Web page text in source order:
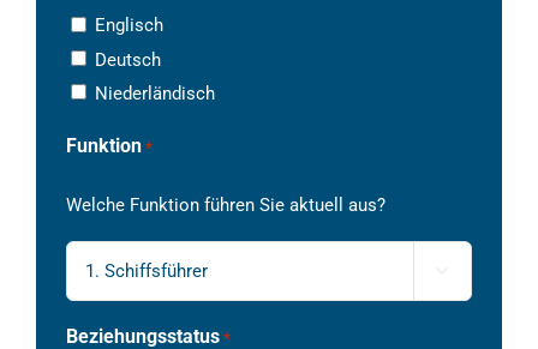
Englisch
Deutsch
Niederländisch
Funktion *
Welche Funktion führen Sie aktuell aus?

Beziehungsstatus *